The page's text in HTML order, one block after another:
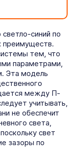
синий по
преимуществ.
тем, что
параметрами,
Эта модель
между П-
учитывать,
не обеспечит
света,
свет
зазоры по